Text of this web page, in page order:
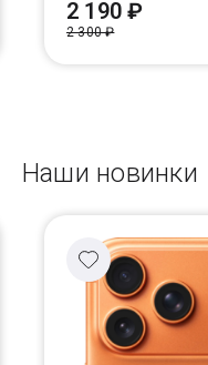
2 190 ₽
2 300 ₽
Наши новинки